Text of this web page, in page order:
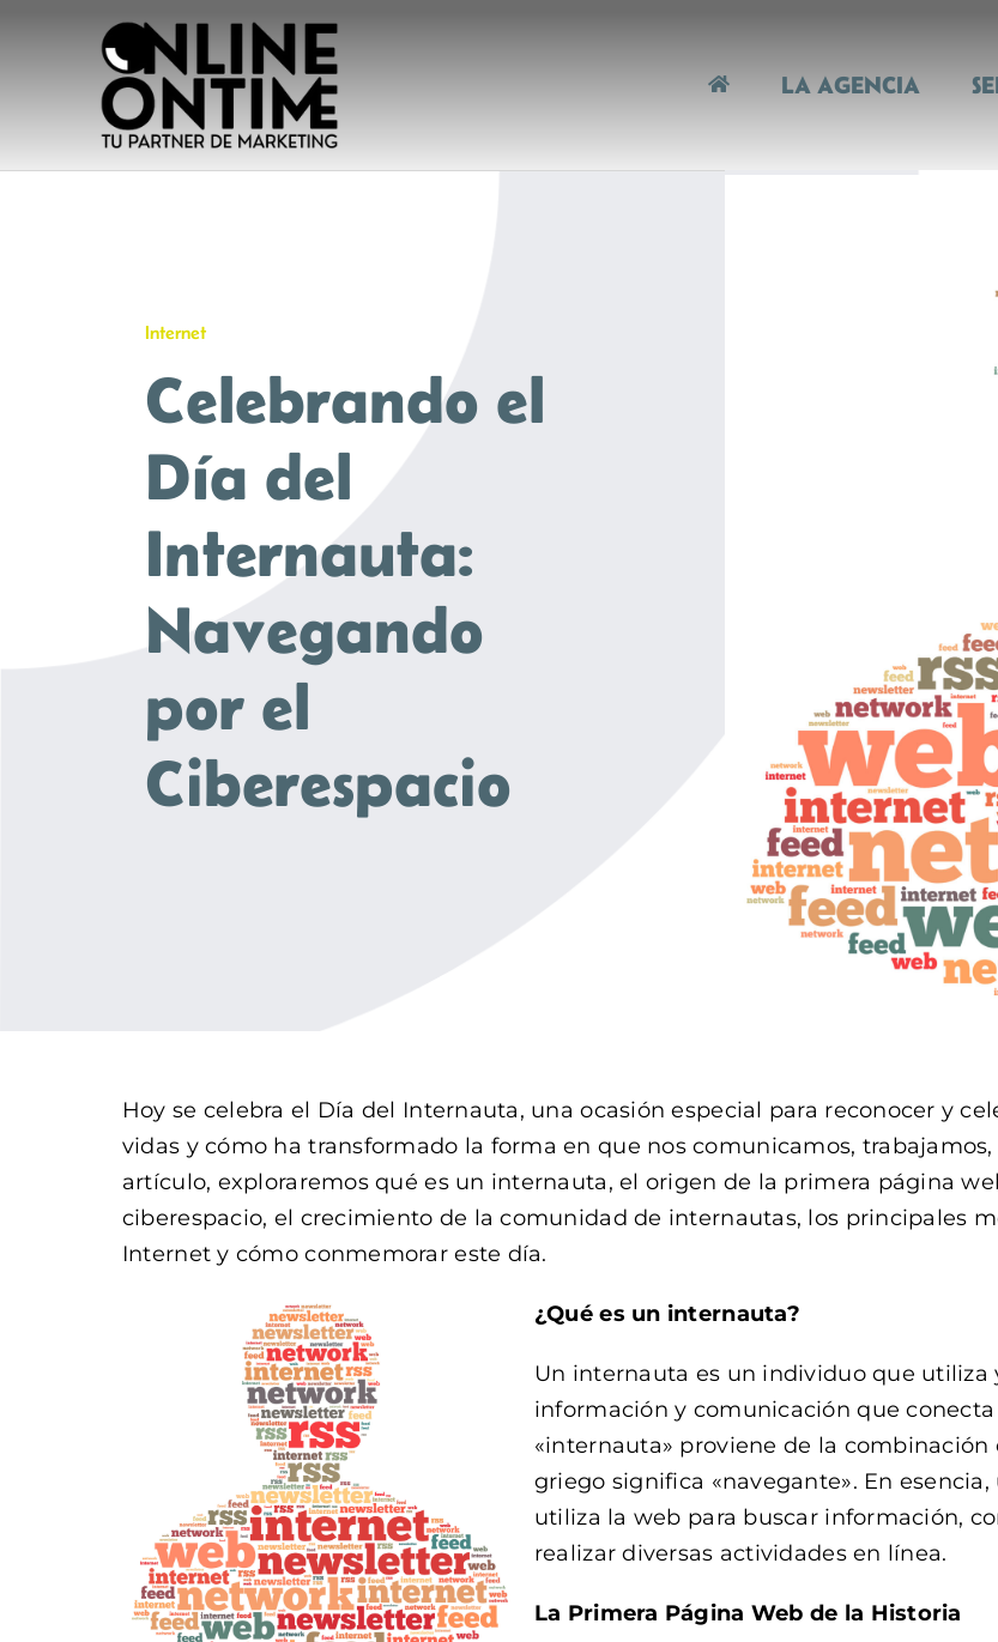
contenido
LA AGENCIA
Internet
Celebrando el
Día del
Internauta:
Navegando
por el
Ciberespacio
Hoy se celebra el Día del Internauta, una ocasión especial para reconocer y
vidas y cómo ha transformado la forma en que nos comunicamos,
artículo, exploraremos qué es un internauta, el origen de la primera página
ciberespacio, el crecimiento de la comunidad de internautas, los principales
Internet y cómo conmemorar este día.
¿Qué es un internauta?
Un internauta es un individuo que
información y comunicación que
«internauta» proviene de la combinación
griego significa «navegante». En
utiliza la web para buscar información,
realizar diversas actividades en línea.
La Primera Página Web de la Historia